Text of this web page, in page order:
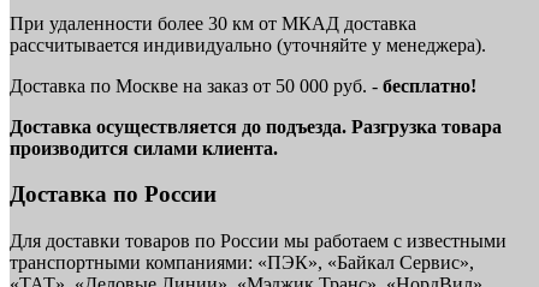
При удаленности более 30 км от МКАД доставка
рассчитывается индивидуально (уточняйте у менеджера).
Доставка по Москве на заказ от 50 000 руб. - бесплатно!
Доставка осуществляется до подъезда. Разгрузка товара
производится силами клиента.
Доставка по России
Для доставки товаров по России мы работаем с известными
транспортными компаниями: «ПЭК», «Байкал Сервис»,